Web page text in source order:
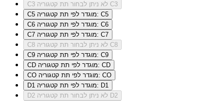
C3
לא ניתן לבחור תת קטגוריה C3
C5
מוגדר לפי תת קטגוריה: C5
C6
מוגדר לפי תת קטגוריה: C6
C7
מוגדר לפי תת קטגוריה: C7
C8
לא ניתן לבחור תת קטגוריה C8
C9
מוגדר לפי תת קטגוריה: C9
CD
מוגדר לפי תת קטגוריה: CD
CO
מוגדר לפי תת קטגוריה: CO
D1
מוגדר לפי תת קטגוריה: D1
D2
לא ניתן לבחור תת קטגוריה D2